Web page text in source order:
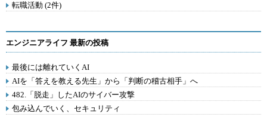
転職活動 (2件)
エンジニアライフ 最新の投稿
最後には離れていくAI
AIを「答えを教える先生」から「判断の稽古相手」へ
482.「脱走」したAIのサイバー攻撃
包み込んでいく、セキュリティ